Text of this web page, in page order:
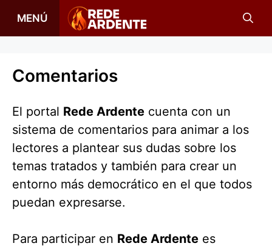
MENÚ
Comentarios
El portal Rede Ardente cuenta con un
sistema de comentarios para animar a los
lectores a plantear sus dudas sobre los
temas tratados y también para crear un
entorno más democrático en el que todos
puedan expresarse.
Para participar en Rede Ardente es